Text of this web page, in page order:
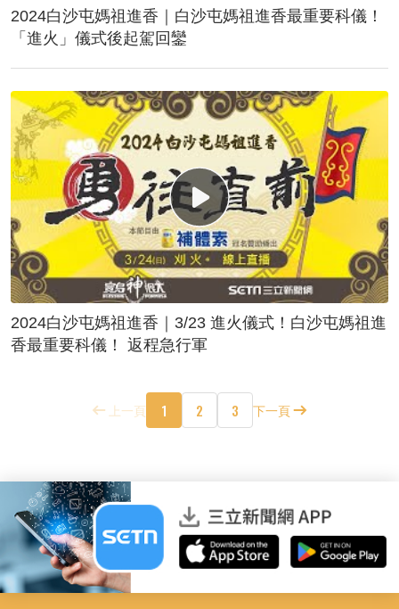
2024白沙屯媽祖進香｜白沙屯媽祖進香最重要科儀！
「進火」儀式後起駕回鑾
2024白沙屯媽祖進香｜3/23 進火儀式！白沙屯媽祖進
香最重要科儀！ 返程急行軍
上一頁 1 2 3 下一頁